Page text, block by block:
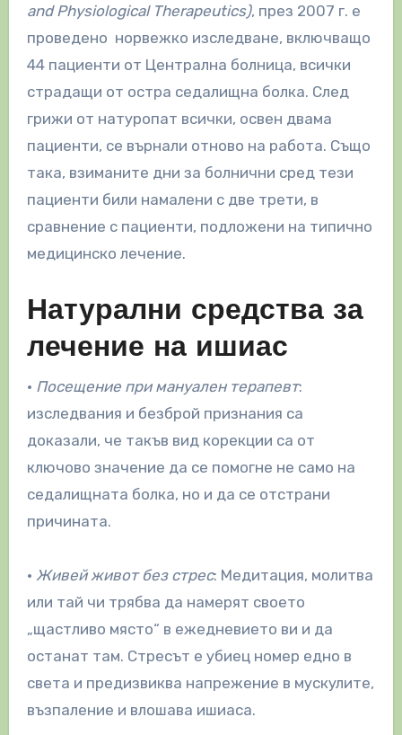
and Physiological Therapeutics), през 2007 г. е
проведено норвежко изследване, включващо
44 пациенти от Централна болница, всички
страдащи от остра седалищна болка. След
грижи от натуропат всички, освен двама
пациенти, се върнали отново на работа. Също
така, взиманите дни за болнични сред тези
пациенти били намалени с две трети, в
сравнение с пациенти, подложени на типично
медицинско лечение.
Натурални средства за
лечение на ишиас
• Посещение при мануален терапевт:
изследвания и безброй признания са
доказали, че такъв вид корекции са от
ключово значение да се помогне не само на
седалищната болка, но и да се отстрани
причината.
• Живей живот без стрес: Медитация, молитва
или тай чи трябва да намерят своето
„щастливо място“ в ежедневието ви и да
останат там. Стресът е убиец номер едно в
света и предизвиква напрежение в мускулите,
възпаление и влошава ишиаса.